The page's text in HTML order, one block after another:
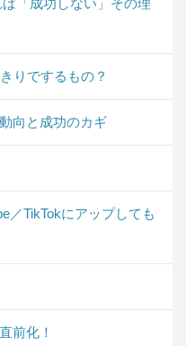
りでするもの？
向と成功のカギ
／TikTokにアップしても
前化！